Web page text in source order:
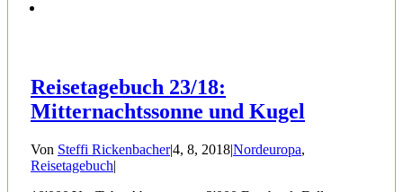
Reisetagebuch 23/18:
Mitternachtssonne und Kugel
Von Steffi Rickenbacher|4, 8, 2018|Nordeuropa,
Reisetagebuch|